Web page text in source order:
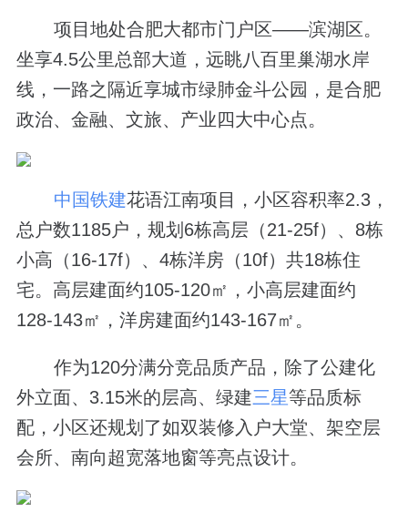
项目地处合肥大都市门户区——滨湖区。
坐享4.5公里总部大道，远眺八百里巢湖水岸
线，一路之隔近享城市绿肺金斗公园，是合肥
政治、金融、文旅、产业四大中心点。
中国铁建花语江南项目，小区容积率2.3，
总户数1185户，规划6栋高层（21-25f）、8栋
小高（16-17f）、4栋洋房（10f）共18栋住
宅。高层建面约105-120㎡，小高层建面约
128-143㎡，洋房建面约143-167㎡。
作为120分满分竞品质产品，除了公建化
外立面、3.15米的层高、绿建三星等品质标
配，小区还规划了如双装修入户大堂、架空层
会所、南向超宽落地窗等亮点设计。